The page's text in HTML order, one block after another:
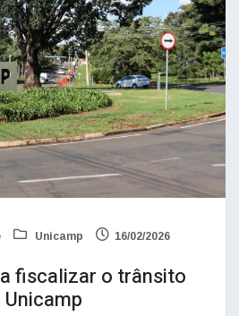
Unicamp 16/02/2026
fiscalizar o trânsito